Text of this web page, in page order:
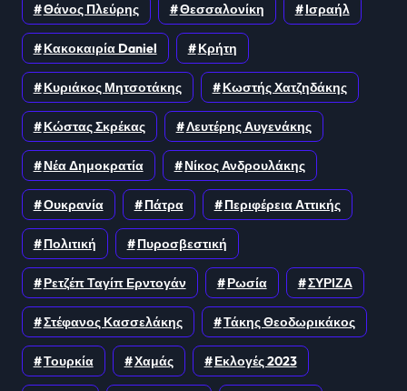
Θάνος Πλεύρης Θεσσαλονίκη Ισραήλ
Κακοκαιρία Daniel Κρήτη
Κυριάκος Μητσοτάκης Κωστής Χατζηδάκης
Κώστας Σκρέκας Λευτέρης Αυγενάκης
Νέα Δημοκρατία Νίκος Ανδρουλάκης
Ουκρανία Πάτρα Περιφέρεια Αττικής
Πολιτική Πυροσβεστική
Ρετζέπ Ταγίπ Ερντογάν Ρωσία ΣΥΡΙΖΑ
Στέφανος Κασσελάκης Τάκης Θεοδωρικάκος
Τουρκία Χαμάς Εκλογές 2023